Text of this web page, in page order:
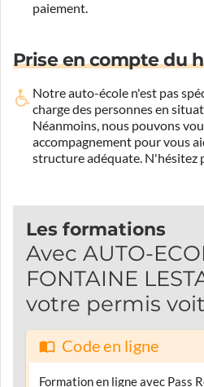
paiement.
Prise en compte du
Notre auto-école n'est pas
charge des personnes en
Néanmoins, nous pouvons
accompagnement pour vous
structure adéquate. N'hésitez
Les formations
Avec AUTO-
FONTAINE
votre permis
Code en ligne
Formation en ligne avec Pass